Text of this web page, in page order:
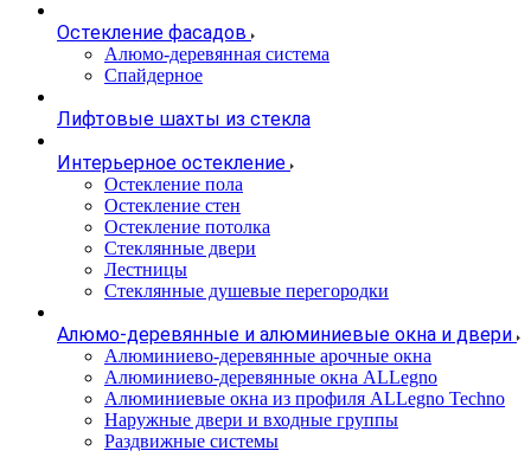
Остекление фасадов
Алюмо-деревянная система
Спайдерное
Лифтовые шахты из стекла
Интерьерное остекление
Остекление пола
Остекление стен
Остекление потолка
Стеклянные двери
Лестницы
Стеклянные душевые перегородки
Алюмо-деревянные и алюминиевые окна и двери
Алюминиево-деревянные арочные окна
Алюминиево-деревянные окна ALLegno
Алюминиевые окна из профиля ALLegno Techno
Наружные двери и входные группы
Раздвижные системы